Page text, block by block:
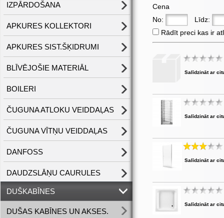
IZPĀRDOŠANA
APKURES KOLLEKTORI
APKURES SIST.ŠĶIDRUMI
BLĪVĒJOŠIE MATERIĀL
BOILERI
ČUGUNA ATLOKU VEIDDAĻAS
ČUGUNA VĪTŅU VEIDDAĻAS
DANFOSS
DAUDZSLĀŅU CAURULES
DUŠKABĪNES
DUŠAS KABĪNES UN AKSES.
Cena
No:
Līdz:
Rādīt preci kas ir
Salīdzināt ar
Salīdzināt ar
Salīdzināt ar
Salīdzināt ar